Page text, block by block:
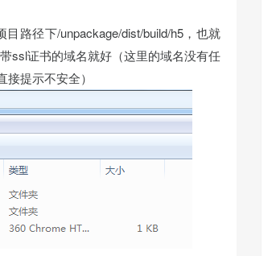
路径下/unpackage/dist/build/h5，也就
ssl证书的域名就好（这里的域名没有任
提示不安全）